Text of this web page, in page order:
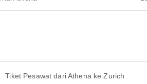
Tiket Pesawat dari Athena ke Zurich